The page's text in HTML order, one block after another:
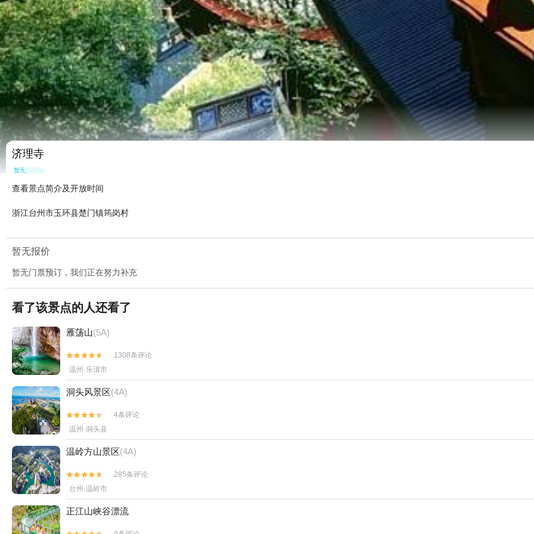
济理寺
暂无点评
查看景点简介及开放时间
浙江台州市玉环县楚门镇筠岗村
暂无报价
暂无门票预订，我们正在努力补充
看了该景点的人还看了
雁荡山(5A)


1308条评论
温州·乐清市
洞头风景区(4A)


4条评论
温州·洞头县
温岭方山景区(4A)


285条评论
台州·温岭市
正江山峡谷漂流